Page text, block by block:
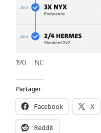
190 – NC
Partager :
Facebook X
Reddit